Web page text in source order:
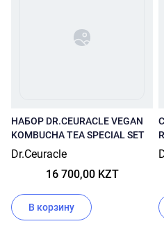
НАБОР DR.CEURACLE VEGAN
KOMBUCHA TEA SPECIAL SET
Dr.Ceuracle
16 700,00 KZT
В корзину